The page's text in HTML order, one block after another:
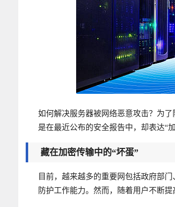
如何解决服务器被网络恶意攻击？为
是在最近公布的安全报告中，却表达“
藏在加密传输中的“坏蛋”
目前，越来越多的重要网包括政府部
防护工作能力。然而，随着用户不断